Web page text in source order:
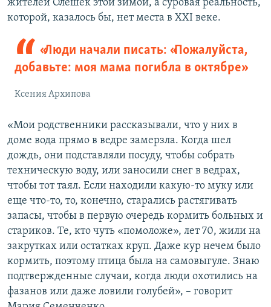
жителей Олешек этой зимой, а суровая реальность,
которой, казалось бы, нет места в XXI веке.
«Люди начали писать: «Пожалуйста,
добавьте: моя мама погибла в октябре»
Ксения Архипова
«Мои родственники рассказывали, что у них в
доме вода прямо в ведре замерзла. Когда шел
дождь, они подставляли посуду, чтобы собрать
техническую воду, или заносили снег в ведрах,
чтобы тот таял. Если находили какую-то муку или
еще что-то, то, конечно, старались растягивать
запасы, чтобы в первую очередь кормить больных и
стариков. Те, кто чуть «помоложе», лет 70, жили на
закрутках или остатках круп. Даже кур нечем было
кормить, поэтому птица была на самовыгуле. Знаю
подтвержденные случаи, когда люди охотились на
фазанов или даже ловили голубей», – говорит